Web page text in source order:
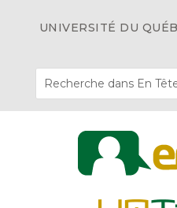
UNIVERSITÉ DU